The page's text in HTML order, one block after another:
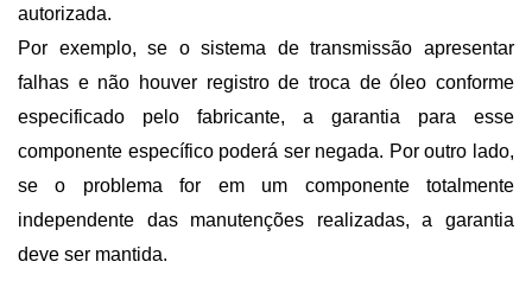
autorizada.
Por exemplo, se o sistema de transmissão apresentar
falhas e não houver registro de troca de óleo conforme
especificado pelo fabricante, a garantia para esse
componente específico poderá ser negada. Por outro lado,
se o problema for em um componente totalmente
independente das manutenções realizadas, a garantia
deve ser mantida.